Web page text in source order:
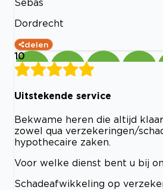
Sebas
Dordrecht
delen
10
Uitstekende service
Bekwame heren die altijd
zowel qua verzekeringen/
hypothecaire zaken.
Voor welke dienst bent u bij
Schadeafwikkeling op